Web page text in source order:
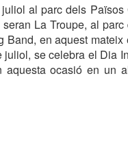
al parc dels
La Troupe, al
en aquest mateix
se celebra el Dia
ocasió en un